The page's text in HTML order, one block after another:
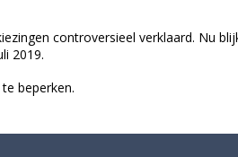
controversieel verklaard. Nu
2019.
beperken.